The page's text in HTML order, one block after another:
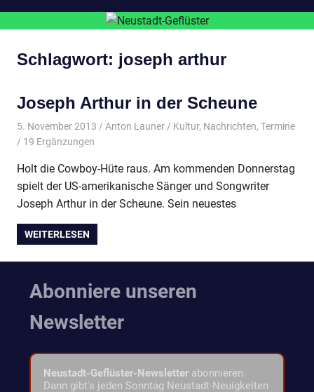
Schlagwort: joseph arthur
Joseph Arthur in der Scheune
5. November 2013 Anton Launer Kultur, Nachrichten, Termine
/ 19 Ergänzungen
Holt die Cowboy-Hüte raus. Am kommenden Donnerstag
spielt der US-amerikanische Sänger und Songwriter
Joseph Arthur in der Scheune. Sein neuestes
WEITERLESEN
Abonniere unseren
Newsletter
Neustadt-Geflüster-Newsletter abonnieren.
Dann gibt's jeden Sonntag Neustadt-Neuigkeiten